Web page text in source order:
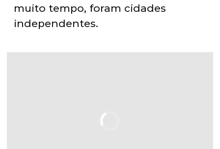
muito tempo, foram cidades
independentes.